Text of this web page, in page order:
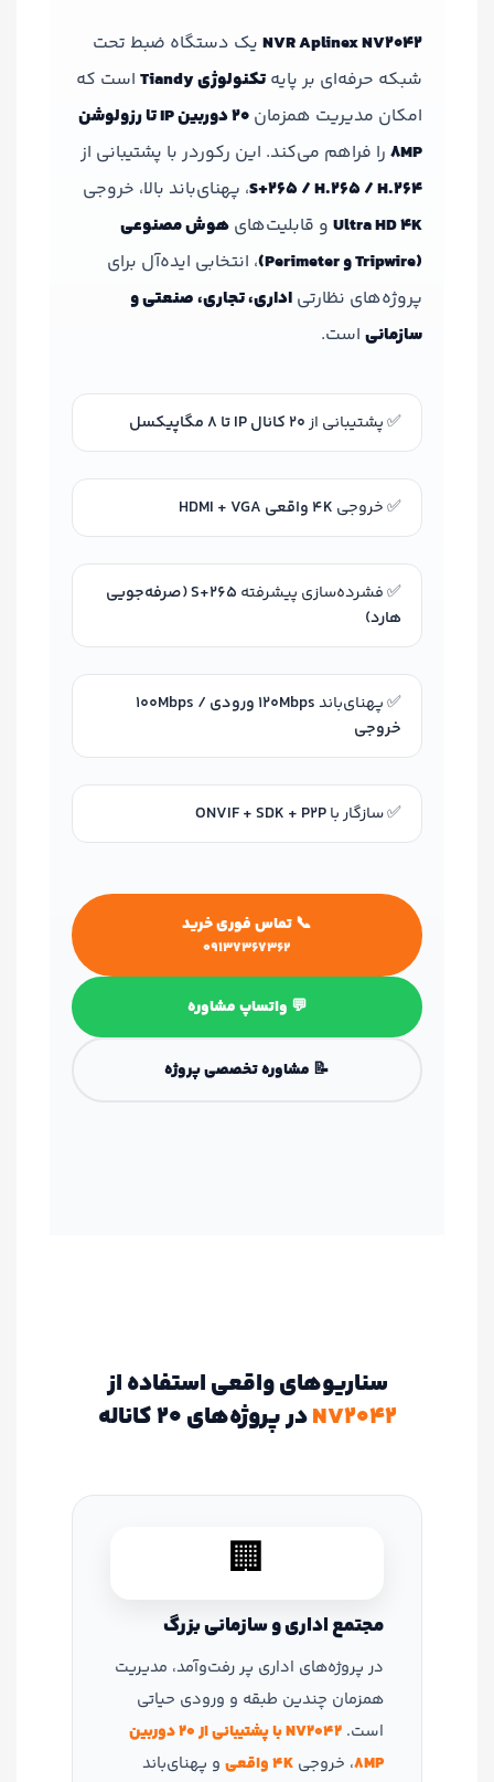
NVR Aplinex NV2042 یک دستگاه ضبط تحت
شبکه حرفه‌ای بر پایه تکنولوژی Tiandy
است که
امکان مدیریت همزمان
20 دوربین IP تا رزولوشن
8MP را فراهم می‌کند. این رکوردر با پشتیبانی از
S+265 / H.265 / H.264، پهنای‌باند بالا، خروجی
Ultra HD 4K و قابلیت‌های هوش مصنوعی
(Tripwire و Perimeter)
، انتخابی ایده‌آل برای
پروژه‌های نظارتی اداری، تجاری، صنعتی و
سازمانی است.
✅ پشتیبانی از20 کانال IP تا 8 مگاپیکسل
✅ خروجی 4K واقعی HDMI + VGA
✅ فشرده‌سازی پیشرفته
S+265 (صرفه‌جویی
هارد)
✅ پهنای‌باند
120Mbps ورودی / 100Mbps
خروجی
✅ سازگار باONVIF + SDK + P2P
📞 تماس فوری خرید
۰۹۱۳۷۳۶۷۳۶۲
💬 واتساپ مشاوره
📝 مشاوره تخصصی پروژه
سناریوهای واقعی استفاده از
NV2042در پروژه‌های 20 کاناله
🏢
مجتمع اداری و سازمانی بزرگ
در پروژه‌های اداری پر رفت‌وآمد، مدیریت
همزمان چندین طبقه و ورودی حیاتی
است.
NV2042 با پشتیبانی از 20 دوربین
8MP، خروجی 4K واقعی
و پهنای‌باند